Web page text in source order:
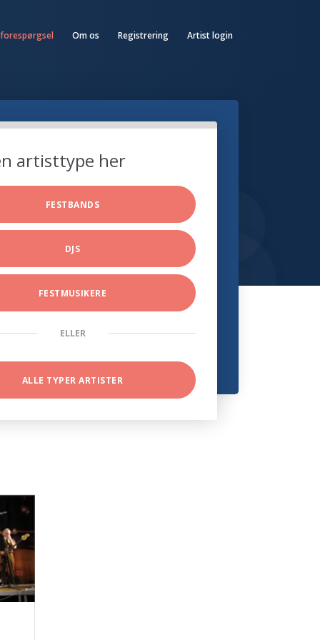
Om os Registrering Artist login
artisttype her
FESTBANDS
DJS
FESTMUSIKERE
ELLER
ALLE TYPER ARTISTER